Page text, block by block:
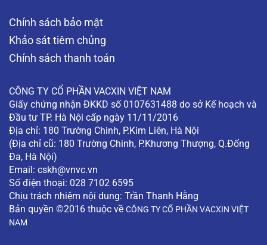
Chính sách bảo mật
Khảo sát tiêm chủng
Chính sách thanh toán
CÔNG TY CỔ PHẦN VACXIN VIỆT NAM
Giấy chứng nhận ĐKKD số 0107631488 do sở Kế hoạch và
Đầu tư TP. Hà Nội cấp ngày 11/11/2016
Địa chỉ: 180 Trường Chinh, P.Kim Liên, Hà Nội
(Địa chỉ cũ: 180 Trường Chinh, P.Khương Thượng, Q.Đống
Đa, Hà Nội)
Email: cskh@vnvc.vn
Số điện thoại: 028 7102 6595
Chịu trách nhiệm nội dung: Trần Thanh Hằng
Bản quyền ©2016 thuộc về CÔNG TY CỔ PHẦN VACXIN VIỆT
NAM